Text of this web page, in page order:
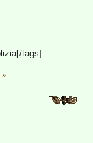
tags]
»